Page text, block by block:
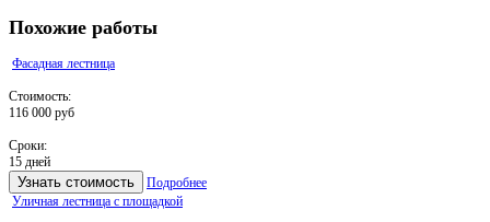
Похожие работы
Фасадная лестница
Стоимость:
116 000 руб
Сроки:
15 дней
Узнать стоимость
Подробнее
Уличная лестница с площадкой